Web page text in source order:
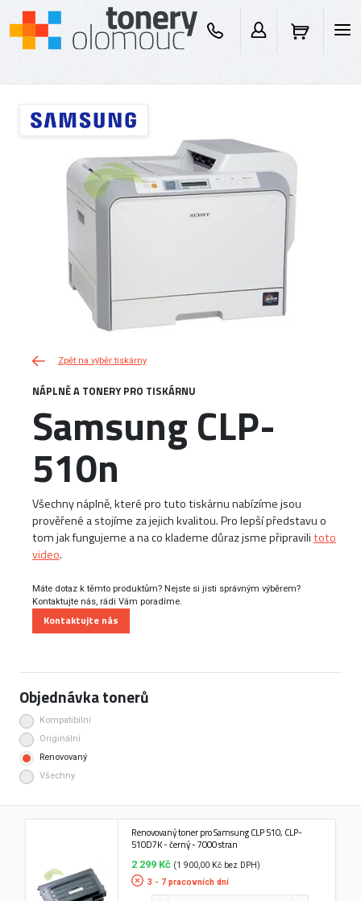
Zpět na výběr tiskárny
NÁPLNĚ A TONERY PRO TISKÁRNU
Samsung CLP-
510n
Všechny náplně, které pro tuto tiskárnu nabízíme jsou
prověřené a stojíme za jejich kvalitou. Pro lepší představu o
tom jak fungujeme a na co klademe důraz jsme připravilitoto
video.
Máte dotaz k těmto produktům? Nejste si jisti správným výběrem?
Kontaktujte nás, rádi Vám poradíme.
Kontaktujte nás
Objednávka tonerů
Kompatibilní
Originální
Renovovaný
Všechny
Renovovaný toner pro Samsung CLP 510, CLP-
510D7K - černý - 7000 stran
2 299 Kč (1 900,00 Kč bez DPH)
3 - 7 pracovních dní